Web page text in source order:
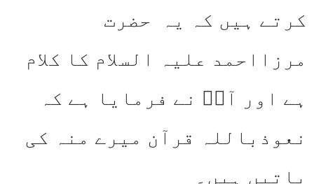
کرتے ہیں کہ یہ حضرت
مرزااحمد علیہ السلام کا کلام
ہے اور آپؑ نے فرمایا ہے کہ
نعوذباللہ قرآن میرے منہ کی
باتیں ہیں۔